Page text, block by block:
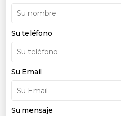
Su teléfono
Su Email
Su mensaje